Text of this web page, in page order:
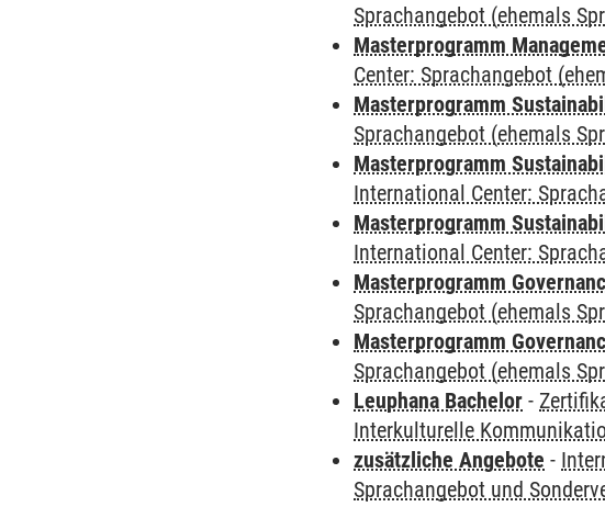
Sprachangebot (ehemals
Masterprogramm
Center: Sprachangebot
Masterprogramm
Sprachangebot (ehemals
Masterprogramm
International Center:
Masterprogramm
International Center:
Masterprogramm
Sprachangebot (ehemals
Masterprogramm
Sprachangebot (ehemals
Leuphana Bachelor -
Interkulturelle
zusätzliche Angebote -
Sprachangebot und